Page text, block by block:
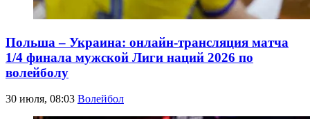
Польша – Украина: онлайн-трансляция матча
1/4 финала мужской Лиги наций 2026 по
волейболу
30 июля, 08:03 Волейбол